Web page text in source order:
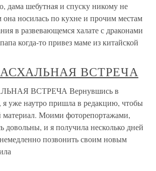
дама шебутная и спуску никому не
она носилась по кухне и прочим местам
в развевающемся халате с драконами
когда-то привез маме из китайской
ВСТРЕЧА
ВСТРЕЧА Вернувшись в
я уже наутро пришла в редакцию, чтобы
материал. Моими фоторепортажами,
довольны, и я получила несколько дней
позвонить своим новым